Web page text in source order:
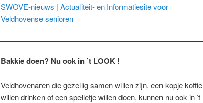
SWOVE-nieuws | Actualiteit- en Informatiesite voor
Veldhovense senioren
Bakkie doen? Nu ook in ’t LOOK !
Veldhovenaren die gezellig samen willen zijn, een kopje koffie
willen drinken of een spelletje willen doen, kunnen nu ook in ’t